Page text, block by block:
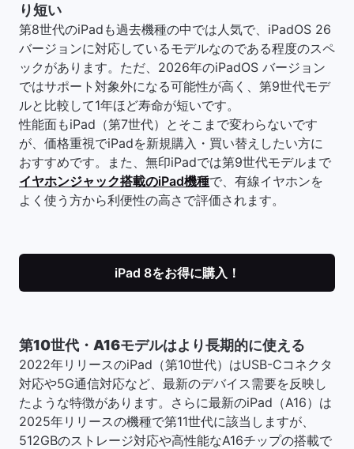
り短い
第8世代のiPadも過去機種の中では人気で、iPadOS 26
バージョンに対応しているモデルなのである程度のスペ
ックがあります。ただ、2026年のiPadOS バージョン
ではサポート対象外になる可能性が高く、第9世代モデ
ルと比較して1年ほど寿命が短いです。
性能面もiPad（第7世代）とそこまで変わらないです
が、価格重視でiPadを新規購入・買い替えしたい方に
おすすめです。また、無印iPadでは第9世代モデルまで
イヤホンジャック搭載のiPad機種で、有線イヤホンを
よく使う方から利便性の高さで評価されます。
iPad 8をお得に購入！
第10世代・A16モデルはより長期的に使える
2022年リリースのiPad（第10世代）はUSB-Cコネクタ
対応や5G通信対応など、最新のデバイス需要を反映し
たような特徴があります。さらに最新のiPad（A16）は
2025年リリースの機種で第11世代に該当しますが、
512GBのストレージ対応や高性能なA16チップの搭載で